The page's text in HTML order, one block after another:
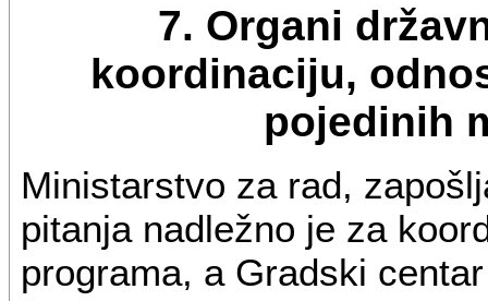
7. Organi
koordinaciju,
pojedinih
Ministarstvo za rad,
pitanja nadležno je za
programa, a Gradski